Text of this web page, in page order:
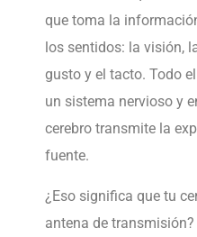
que toma la
los sentidos: la visión,
gusto y el tacto. Todo
un sistema nervioso y
cerebro transmite la
fuente.
¿Eso significa que tu
antena de transmisión?